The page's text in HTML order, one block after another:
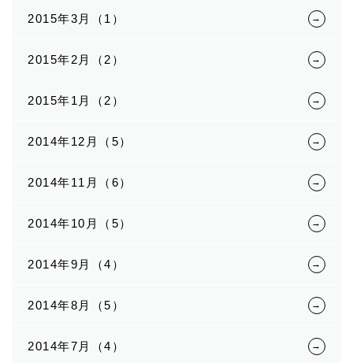
2015年3月（1）
2015年2月（2）
2015年1月（2）
2014年12月（5）
2014年11月（6）
2014年10月（5）
2014年9月（4）
2014年8月（5）
2014年7月（4）